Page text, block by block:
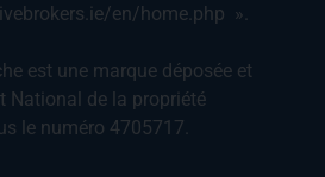
en/home.php ».
est une marque déposée et
National de la propriété
le numéro 4705717.